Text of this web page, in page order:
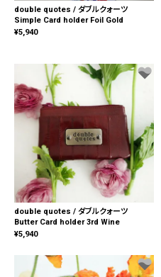
double quotes / ダブルクォーツ
Simple Card holder Foil Gold
¥5,940
double quotes / ダブルクォーツ
Butter Card holder 3rd Wine
¥5,940